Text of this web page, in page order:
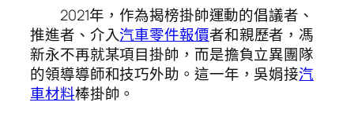
2021年，作為揭榜掛帥運動的倡議者、
推進者、介入汽車零件報價者和親歷者，馮
新永不再就某項目掛帥，而是擔負立異團隊
的領導導師和技巧外助。這一年，吳娟接汽
車材料棒掛帥。